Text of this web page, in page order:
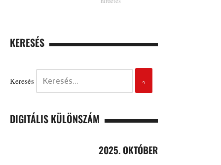
KERESÉS
Keresés
DIGITÁLIS KÜLÖNSZÁM
2025. OKTÓBER